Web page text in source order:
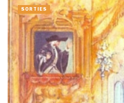
SORTIES